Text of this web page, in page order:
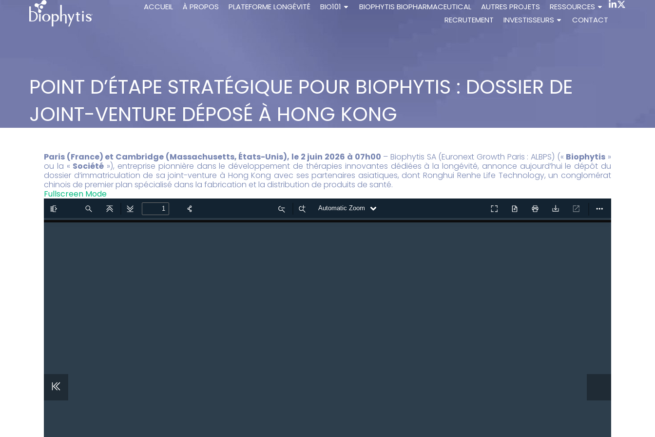
ACCUEIL À PROPOS PLATEFORME LONGÉVITÉ BIO101 BIOPHYTIS BIOPHARMACEUTICAL AUTRES PROJETS
RESSOURCES
RECRUTEMENT
INVESTISSEURS CONTACT
POINT D’ÉTAPE STRATÉGIQUE POUR BIOPHYTIS : DOSSIER DE
JOINT-VENTURE DÉPOSÉ À HONG KONG
Paris (France) et Cambridge (Massachusetts, États-Unis), le 2 juin 2026 à 07h00 – Biophytis SA (Euronext Growth Paris : ALBPS) (« Biophytis »
ou la « Société »), entreprise pionnière dans le développement de thérapies innovantes dédiées à la longévité, annonce aujourd’hui le dépôt du
dossier d’immatriculation de sa joint-venture à Hong Kong avec ses partenaires asiatiques, dont Ronghui Renhe Life Technology, un conglomérat
chinois de premier plan spécialisé dans la fabrication et la distribution de produits de santé.
Fullscreen Mode